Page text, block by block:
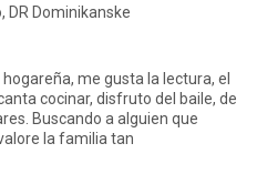
DR Dominikanske
me gusta la lectura, el
cocinar, disfruto del baile, de
que
la familia tan